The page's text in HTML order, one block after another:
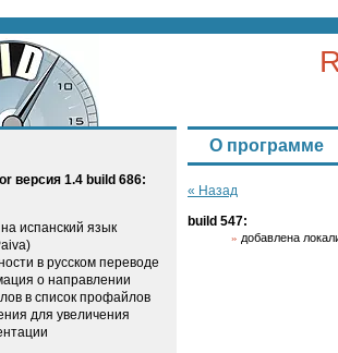
О программе
версия 1.4 build 686:
испанский язык
в русском переводе
о направлении
в список профайлов
для увеличения
« Назад
build 547:
добавлена